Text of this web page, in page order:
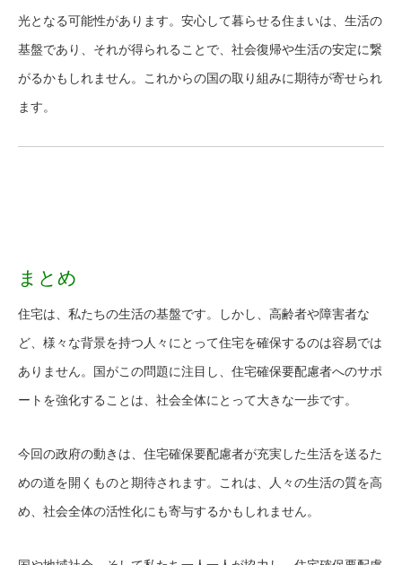
光となる可能性があります。安心して暮らせる住まいは、生活の
基盤であり、それが得られることで、社会復帰や生活の安定に繋
がるかもしれません。これからの国の取り組みに期待が寄せられ
ます。
まとめ
住宅は、私たちの生活の基盤です。しかし、高齢者や障害者な
ど、様々な背景を持つ人々にとって住宅を確保するのは容易では
ありません。国がこの問題に注目し、住宅確保要配慮者へのサポ
ートを強化することは、社会全体にとって大きな一歩です。
今回の政府の動きは、住宅確保要配慮者が充実した生活を送るた
めの道を開くものと期待されます。これは、人々の生活の質を高
め、社会全体の活性化にも寄与するかもしれません。